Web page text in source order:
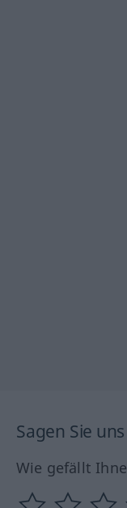
Sagen Sie
Wie gefällt